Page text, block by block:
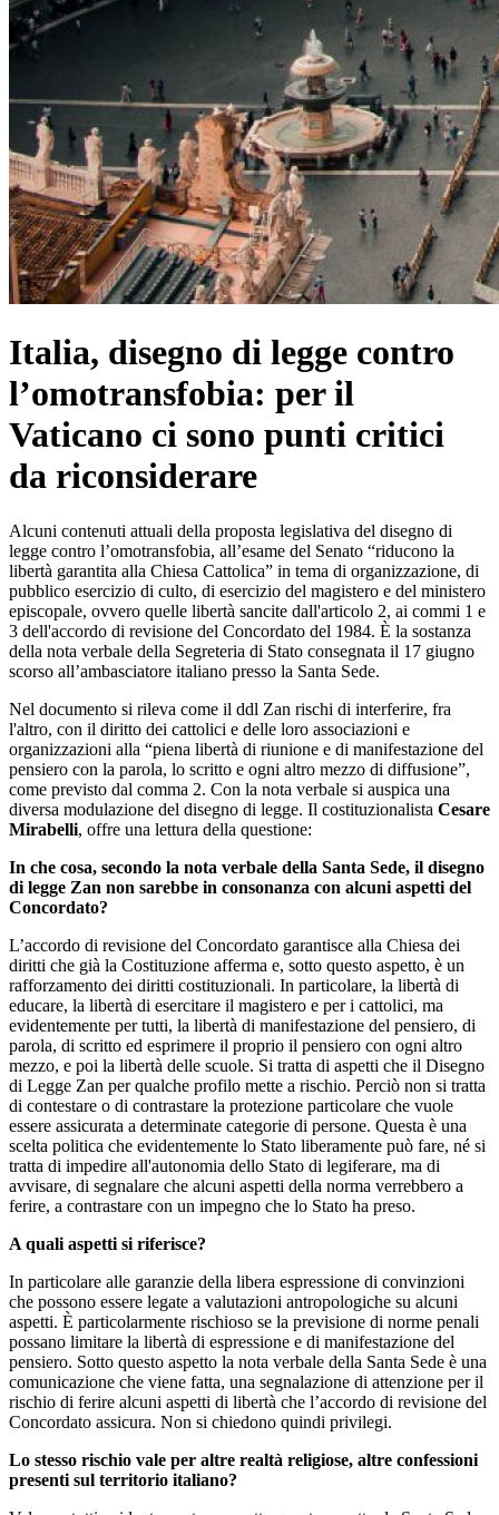
Italia, disegno di legge contro
l’omotransfobia: per il
Vaticano ci sono punti critici
da riconsiderare
Alcuni contenuti attuali della proposta legislativa del disegno di
legge contro l’omotransfobia, all’esame del Senato “riducono la
libertà garantita alla Chiesa Cattolica” in tema di organizzazione, di
pubblico esercizio di culto, di esercizio del magistero e del ministero
episcopale, ovvero quelle libertà sancite dall'articolo 2, ai commi 1 e
3 dell'accordo di revisione del Concordato del 1984. È la sostanza
della nota verbale della Segreteria di Stato consegnata il 17 giugno
scorso all’ambasciatore italiano presso la Santa Sede.
Nel documento si rileva come il ddl Zan rischi di interferire, fra
l'altro, con il diritto dei cattolici e delle loro associazioni e
organizzazioni alla “piena libertà di riunione e di manifestazione del
pensiero con la parola, lo scritto e ogni altro mezzo di diffusione”,
come previsto dal comma 2. Con la nota verbale si auspica una
diversa modulazione del disegno di legge. Il costituzionalista Cesare
Mirabelli, offre una lettura della questione:
In che cosa, secondo la nota verbale della Santa Sede, il disegno
di legge Zan non sarebbe in consonanza con alcuni aspetti del
Concordato?
L’accordo di revisione del Concordato garantisce alla Chiesa dei
diritti che già la Costituzione afferma e, sotto questo aspetto, è un
rafforzamento dei diritti costituzionali. In particolare, la libertà di
educare, la libertà di esercitare il magistero e per i cattolici, ma
evidentemente per tutti, la libertà di manifestazione del pensiero, di
parola, di scritto ed esprimere il proprio il pensiero con ogni altro
mezzo, e poi la libertà delle scuole. Si tratta di aspetti che il Disegno
di Legge Zan per qualche profilo mette a rischio. Perciò non si tratta
di contestare o di contrastare la protezione particolare che vuole
essere assicurata a determinate categorie di persone. Questa è una
scelta politica che evidentemente lo Stato liberamente può fare, né si
tratta di impedire all'autonomia dello Stato di legiferare, ma di
avvisare, di segnalare che alcuni aspetti della norma verrebbero a
ferire, a contrastare con un impegno che lo Stato ha preso.
A quali aspetti si riferisce?
In particolare alle garanzie della libera espressione di convinzioni
che possono essere legate a valutazioni antropologiche su alcuni
aspetti. È particolarmente rischioso se la previsione di norme penali
possano limitare la libertà di espressione e di manifestazione del
pensiero. Sotto questo aspetto la nota verbale della Santa Sede è una
comunicazione che viene fatta, una segnalazione di attenzione per il
rischio di ferire alcuni aspetti di libertà che l’accordo di revisione del
Concordato assicura. Non si chiedono quindi privilegi.
Lo stesso rischio vale per altre realtà religiose, altre confessioni
presenti sul territorio italiano?